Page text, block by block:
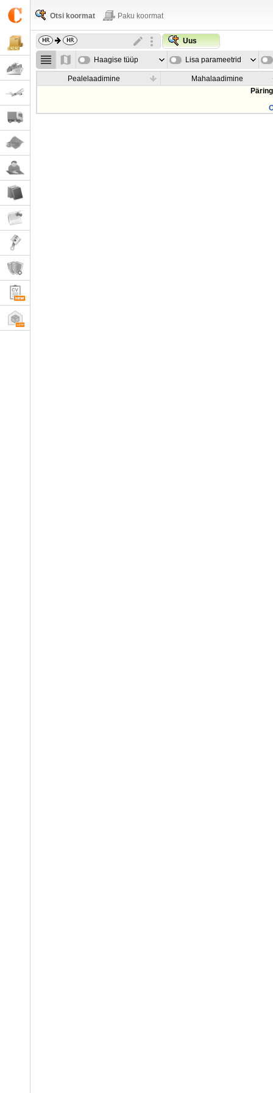
Otsi koormat Paku koormat
Uus
Haagise tüüp Lisa parameetrid
Pealelaadimine
Mahalaadimine